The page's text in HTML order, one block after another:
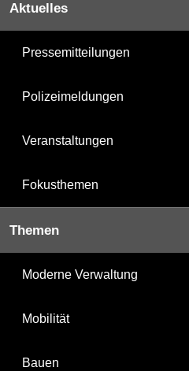
Aktuelles
Pressemitteilungen
Polizeimeldungen
Veranstaltungen
Fokusthemen
Themen
Moderne Verwaltung
Mobilität
Bauen